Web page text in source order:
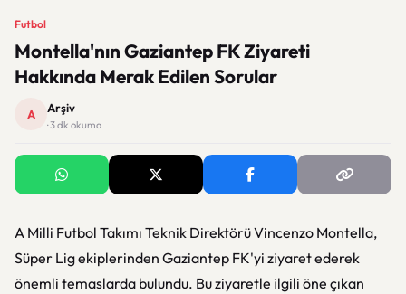
Futbol
Montella'nın Gaziantep FK Ziyareti
Hakkında Merak Edilen Sorular
A Arşiv
· 3 dk okuma
A Milli Futbol Takımı Teknik Direktörü Vincenzo Montella,
Süper Lig ekiplerinden Gaziantep FK'yi ziyaret ederek
önemli temaslarda bulundu. Bu ziyaretle ilgili öne çıkan